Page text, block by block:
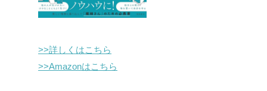
>>詳しくはこちら
>>Amazonはこちら